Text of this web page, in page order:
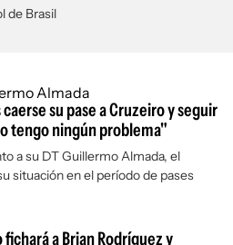
de Brasil
su pase a Cruzeiro y seguir
tengo ningún problema"
a su DT Guillermo Almada, el
situación en el período de pases
a Brian Rodríguez y